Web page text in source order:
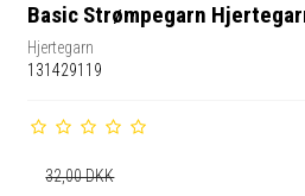
Basic Strømpegarn
Hjertegarn
131429119
32,00 DKK